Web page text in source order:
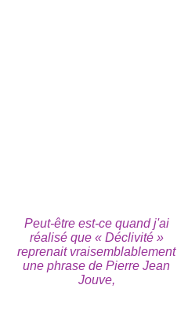
Peut-être est-ce quand j'ai
réalisé que « Déclivité »
reprenait vraisemblablement
une phrase de Pierre Jean
Jouve,